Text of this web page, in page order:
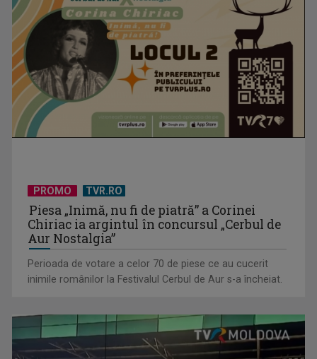
David Popovici atacă o performanţă istorică la Europene. În
„Frații Jderi”, superproducția inspirată din opera lui Mihail
Sadoveanu, la ...
PROMO TVR.RO
Piesa „Inimă, nu fi de piatră” a Corinei
Chiriac ia argintul în concursul „Cerbul de
Aur Nostalgia”
Perioada de votare a celor 70 de piese ce au cucerit
inimile românilor la Festivalul Cerbul de Aur s-a încheiat.